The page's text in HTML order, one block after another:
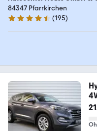
84347 Pfarrkirchen
4.5 Sterne
(195)